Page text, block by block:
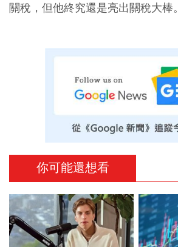
關稅，但他終究還是亮出關稅大棒。
你可能還想看